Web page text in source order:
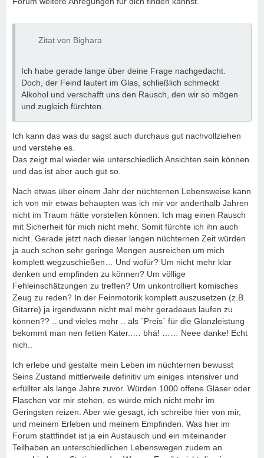
Zitat von Bighara
Ich habe gerade lange über deine Frage nachgedacht.
Doch, der Feind lautert im Glas, schließlich schmeckt
Alkohol und verschafft uns den Rausch, den wir so mögen
und zugleich fürchten.
Ich kann das was du sagst auch durchaus gut nachvollziehen
und verstehe es.
Das zeigt mal wieder wie unterschiedlich Ansichten sein können
und das ist aber auch gut so.
Nach etwas über einem Jahr der nüchternen Lebensweise kann
ich von mir etwas behaupten was ich mir vor anderthalb Jahren
nicht im Traum hätte vorstellen können: Ich mag einen Rausch
mit Sicherheit für mich nicht mehr. Somit fürchte ich ihn auch
nicht. Gerade jetzt nach dieser langen nüchternen Zeit würden
ja auch schon sehr geringe Mengen ausreichen um mich
komplett wegzuschießen… Und wofür? Um nicht mehr klar
denken und empfinden zu können? Um völlige
Fehleinschätzungen zu treffen? Um unkontrolliert komisches
Zeug zu reden? In der Feinmotorik komplett auszusetzen (z.B.
Gitarre) ja irgendwann nicht mal mehr geradeaus laufen zu
können?? .. und vieles mehr .. als `Preis´ für die Glanzleistung
bekommt man nen fetten Kater..… bhä! …… Neee danke! Echt
nich..
Ich erlebe und gestalte mein Leben im nüchternen bewusst
Seins Zustand mittlerweile definitiv um einiges intensiver und
erfüllter als lange Jahre zuvor. Würden 1000 offene Gläser oder
Flaschen vor mir stehen, es würde mich nicht mehr im
Geringsten reizen. Aber wie gesagt, ich schreibe hier von mir,
und meinem Erleben und meinem Empfinden. Was hier im
Forum stattfindet ist ja ein Austausch und ein miteinander
Teilhaben an unterschiedlichen Lebenswegen zudem an